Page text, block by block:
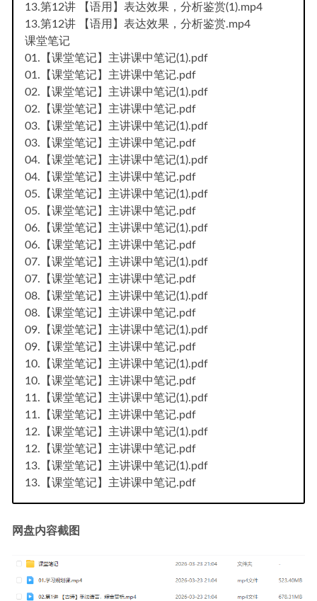
13.第12讲 【语用】表达效果，分析鉴赏(1).mp4
13.第12讲 【语用】表达效果，分析鉴赏.mp4
课堂笔记
01.【课堂笔记】主讲课中笔记(1).pdf
01.【课堂笔记】主讲课中笔记.pdf
02.【课堂笔记】主讲课中笔记(1).pdf
02.【课堂笔记】主讲课中笔记.pdf
03.【课堂笔记】主讲课中笔记(1).pdf
03.【课堂笔记】主讲课中笔记.pdf
04.【课堂笔记】主讲课中笔记(1).pdf
04.【课堂笔记】主讲课中笔记.pdf
05.【课堂笔记】主讲课中笔记(1).pdf
05.【课堂笔记】主讲课中笔记.pdf
06.【课堂笔记】主讲课中笔记(1).pdf
06.【课堂笔记】主讲课中笔记.pdf
07.【课堂笔记】主讲课中笔记(1).pdf
07.【课堂笔记】主讲课中笔记.pdf
08.【课堂笔记】主讲课中笔记(1).pdf
08.【课堂笔记】主讲课中笔记.pdf
09.【课堂笔记】主讲课中笔记(1).pdf
09.【课堂笔记】主讲课中笔记.pdf
10.【课堂笔记】主讲课中笔记(1).pdf
10.【课堂笔记】主讲课中笔记.pdf
11.【课堂笔记】主讲课中笔记(1).pdf
11.【课堂笔记】主讲课中笔记.pdf
12.【课堂笔记】主讲课中笔记(1).pdf
12.【课堂笔记】主讲课中笔记.pdf
13.【课堂笔记】主讲课中笔记(1).pdf
13.【课堂笔记】主讲课中笔记.pdf
网盘内容截图